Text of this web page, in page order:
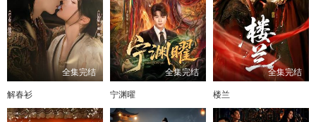
全集完结
解春衫
全集完结
宁渊曜
全集完结
楼兰